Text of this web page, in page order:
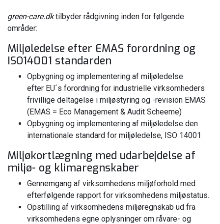
green-care.dktilbyder rådgivning inden for følgende
områder:
Miljøledelse efter EMAS forordning og
ISO14001 standarden
Opbygning og implementering af miljøledelse
efter EU´s forordning for industrielle virksomheders
frivillige deltagelse i miljøstyring og -revision EMAS
(EMAS = Eco Management & Audit Scheeme)
Opbygning og implementering af miljøledelse den
internationale standard for miljøledelse, ISO 14001
Miljøkortlægning med udarbejdelse af
miljø- og klimaregnskaber
Gennemgang af virksomhedens miljøforhold med
efterfølgende rapport for virksomhedens miljøstatus.
Opstilling af virksomhedens miljøregnskab ud fra
virksomhedens egne oplysninger om råvare- og